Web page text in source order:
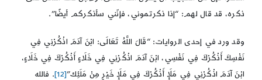
ذكره، قد قال لهم: “إذا ذكرتموني، فإنّني سأذكركم أيضًا”.
وقد ورد في إحدى الروايات: “قَالَ اللَّهُ تَعَالَى: ابْنَ آدَمَ اذْكُرْنِي فِي
نَفْسِكَ أَذْكُرْكَ فِي نَفْسِي، ابْنَ آدَمَ اذْكُرْنِي فِي خَلَاءٍ أَذْكُرْكَ فِي خَلَاءٍ،
ابْنَ آدَمَ اذْكُرْنِي فِي مَلَإٍ أَذْكُرْكَ فِي مَلَإٍ خَيْرٍ مِنْ مَلَئِك‏”[12]
. فالله